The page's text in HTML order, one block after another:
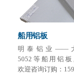
船用铝板
明泰铝业——
5052等船用铝板
欢迎咨询订购：